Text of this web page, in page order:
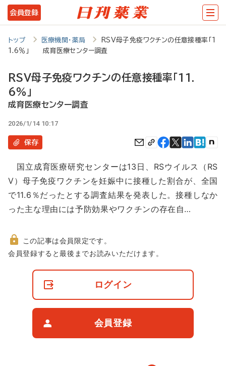
メ
イ
ン
ツ
に
会員登録
トップ 医療機関・薬局
RSV母子免疫ワクチンの任意接種率「1
1.6％」 成育医療センター調査
RSV母子免疫ワクチンの任意接種率「11.
6％」
成育医療センター調査
2026/1/14 10:17
保存
国立成育医療研究センターは13日、RSウイルス（RS
V）母子免疫ワクチンを妊娠中に接種した割合が、全国
で11.6％だったとする調査結果を発表した。接種しなか
った主な理由には予防効果やワクチンの存在自…
非
この記事は会員限定です。
会員登録すると最後までお読みいただけます。
ログイン
会員登録